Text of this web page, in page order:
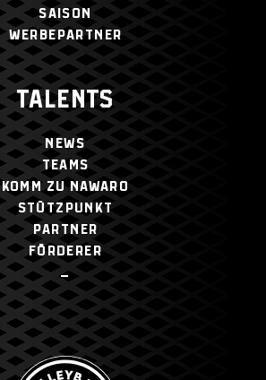
SAISON
WERBEPARTNER
TALENTS
NEWS
TEAMS
KOMM ZU NAWARO
STÜTZPUNKT
PARTNER
FÖRDERER
–